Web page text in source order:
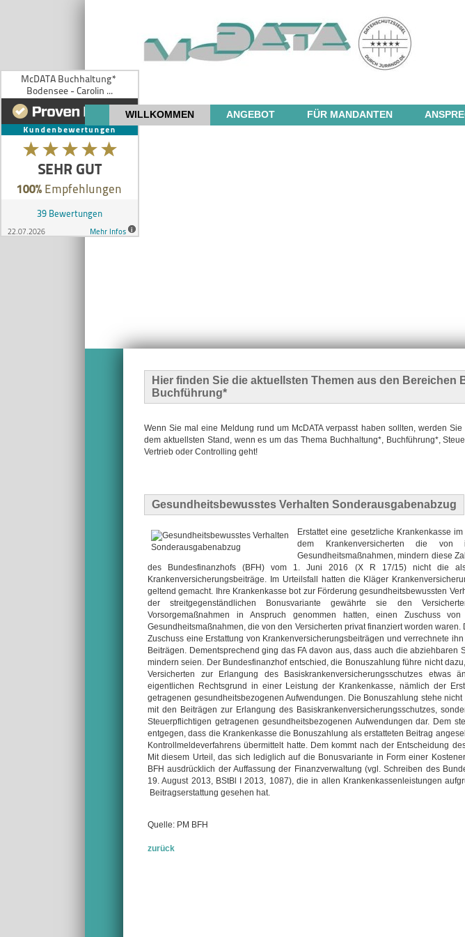
WILLKOMMEN ANGEBOT FÜR MANDANTEN
Hier finden Sie die aktuellsten Themen aus den Bereichen
Buchführung*
Wenn Sie mal eine Meldung rund um McDATA verpasst haben sollten, werden
dem aktuellsten Stand, wenn es um das Thema Buchhaltung*, Buchführung*,
Vertrieb oder Controlling geht!
Gesundheitsbewusstes Verhalten Sonderausgabenabzug
Erstattet eine gesetzliche Krankenkasse
dem Krankenversicherten die
Gesundheitsmaßnahmen, mindern diese
des Bundesfinanzhofs (BFH) vom 1. Juni 2016 (X R 17/15) nicht die als
Krankenversicherungsbeiträge. Im Urteilsfall hatten die Kläger
geltend gemacht. Ihre Krankenkasse bot zur Förderung gesundheitsbewussten
der streitgegenständlichen Bonusvariante gewährte sie den
Vorsorgemaßnahmen in Anspruch genommen hatten, einen Zuschuss
Gesundheitsmaßnahmen, die von den Versicherten privat finanziert worden waren.
Zuschuss eine Erstattung von Krankenversicherungsbeiträgen und verrechnete
Beiträgen. Dementsprechend ging das FA davon aus, dass auch die abziehbaren
mindern seien. Der Bundesfinanzhof entschied, die Bonuszahlung führe nicht
Versicherten zur Erlangung des Basiskrankenversicherungsschutzes etwas
eigentlichen Rechtsgrund in einer Leistung der Krankenkasse, nämlich der
getragenen gesundheitsbezogenen Aufwendungen. Die Bonuszahlung stehe
mit den Beiträgen zur Erlangung des Basiskrankenversicherungsschutzes,
Steuerpflichtigen getragenen gesundheitsbezogenen Aufwendungen dar. Dem
entgegen, dass die Krankenkasse die Bonuszahlung als erstatteten Beitrag
Kontrollmeldeverfahrens übermittelt hatte. Dem kommt nach der Entscheidung
Mit diesem Urteil, das sich lediglich auf die Bonusvariante in Form einer
BFH ausdrücklich der Auffassung der Finanzverwaltung (vgl. Schreiben des
19. August 2013, BStBl I 2013, 1087), die in allen Krankenkassenleistungen
Beitragserstattung gesehen hat.
Quelle: PM BFH
zurück